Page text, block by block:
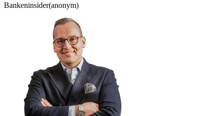
Bankeninsider(anonym)